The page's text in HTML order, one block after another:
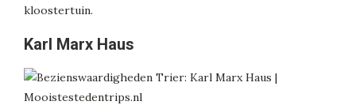
kloostertuin.
Karl Marx Haus